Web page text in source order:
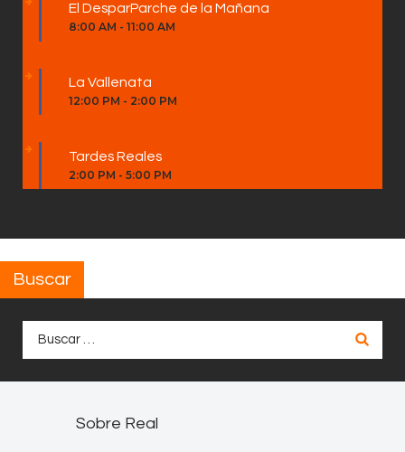
El DesparParche de la Mañana
8:00 AM - 11:00 AM
La Vallenata
12:00 PM - 2:00 PM
Tardes Reales
2:00 PM - 5:00 PM
Buscar
Sobre Real